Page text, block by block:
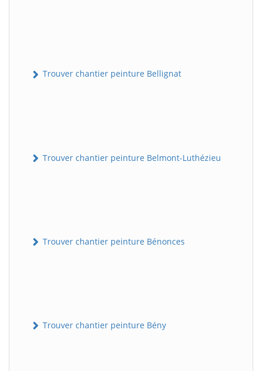
Trouver chantier peinture Bellignat
Trouver chantier peinture Belmont-Luthézieu
Trouver chantier peinture Bénonces
Trouver chantier peinture Bény